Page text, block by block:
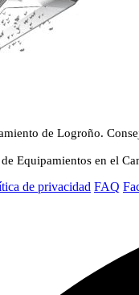
de Logroño.
Equipamientos en el
de privacidad FAQ